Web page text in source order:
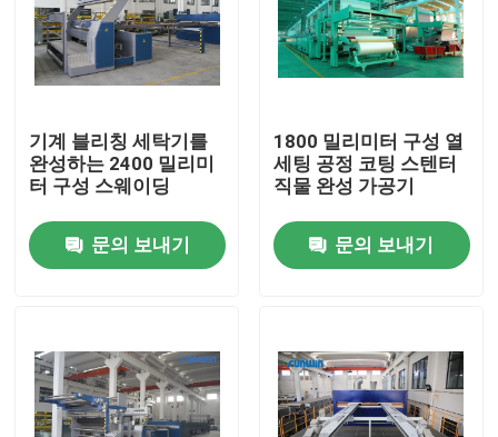
회사 소개
기계 블리칭 세탁기를
완성하는 2400 밀리미
터 구성 스웨이딩
문의 보내기
1800 밀리미터 구성 열
세팅 공정 코팅 스텐터
직물 완성 가공기
문의 보내기